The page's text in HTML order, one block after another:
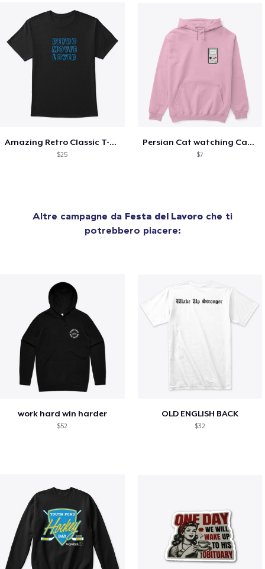
Amazing Retro Classic T-Shirt
$25
Persian Cat watching Cats TV
$7
Altre campagne da Festa del Lavoro che ti
potrebbero piacere:
work hard win harder
$52
OLD ENGLISH BACK
$32